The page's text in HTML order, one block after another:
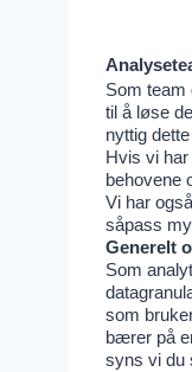
Som team
til å løse
nyttig
Hvis vi
behovene
Vi har
såpass
Generelt
Som
som
bærer på
syns vi du